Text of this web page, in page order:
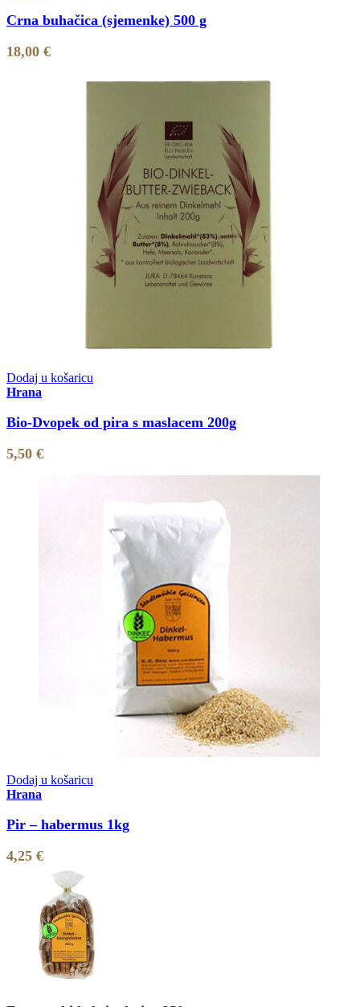
Crna buhačica (sjemenke) 500 g
18,00 €
Dodaj u košaricu
Hrana
Bio-Dvopek od pira s maslacem 200g
5,50 €
Dodaj u košaricu
Hrana
Pir – habermus 1kg
4,25 €